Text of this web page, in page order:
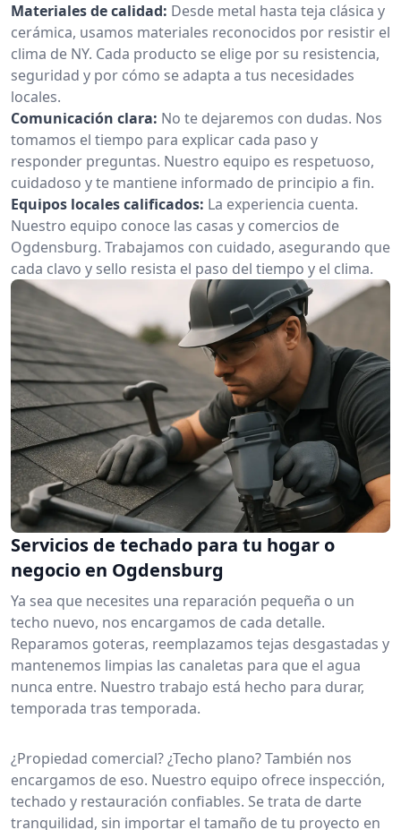
Materiales de calidad: Desde metal hasta teja clásica y
cerámica, usamos materiales reconocidos por resistir el
clima de NY. Cada producto se elige por su resistencia,
seguridad y por cómo se adapta a tus necesidades
locales.
Comunicación clara: No te dejaremos con dudas. Nos
tomamos el tiempo para explicar cada paso y
responder preguntas. Nuestro equipo es respetuoso,
cuidadoso y te mantiene informado de principio a fin.
Equipos locales calificados: La experiencia cuenta.
Nuestro equipo conoce las casas y comercios de
Ogdensburg. Trabajamos con cuidado, asegurando que
cada clavo y sello resista el paso del tiempo y el clima.
Servicios de techado para tu hogar o
negocio en Ogdensburg
Ya sea que necesites una reparación pequeña o un
techo nuevo, nos encargamos de cada detalle.
Reparamos goteras, reemplazamos tejas desgastadas y
mantenemos limpias las canaletas para que el agua
nunca entre. Nuestro trabajo está hecho para durar,
temporada tras temporada.
¿Propiedad comercial? ¿Techo plano? También nos
encargamos de eso. Nuestro equipo ofrece inspección,
techado y restauración confiables. Se trata de darte
tranquilidad, sin importar el tamaño de tu proyecto en